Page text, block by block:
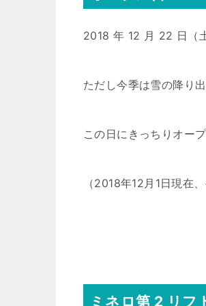
2018 年 12 月 22 日（
ただし今季は雪の降り
この日にきっちりオー
（2018年12月1日現在
ミネロ第 2 リフ